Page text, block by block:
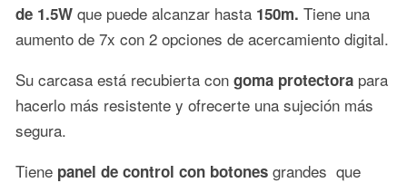
de 1.5W que puede alcanzar hasta 150m. Tiene una
aumento de 7x con 2 opciones de acercamiento digital.
Su carcasa está recubierta con goma protectora para
hacerlo más resistente y ofrecerte una sujeción más
segura.
Tiene panel de control con botones grandes que